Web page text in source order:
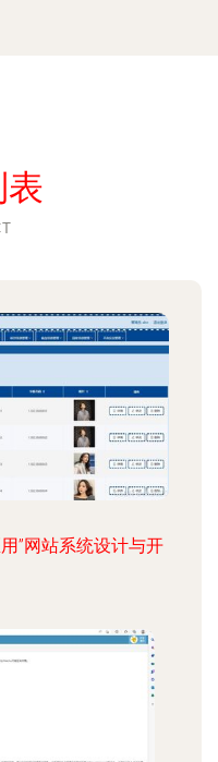
表
”网站系统设计与开